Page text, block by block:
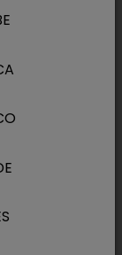
Em 98%
o
casos, o